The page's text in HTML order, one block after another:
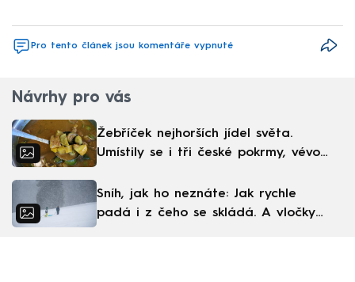
Pro tento článek jsou komentáře vypnuté
Návrhy pro vás
Žebříček nejhorších jídel světa.
Umístily se i tři české pokrmy, vévodí
Sníh, jak ho neznáte: Jak rychle
padá i z čeho se skládá. A vločky